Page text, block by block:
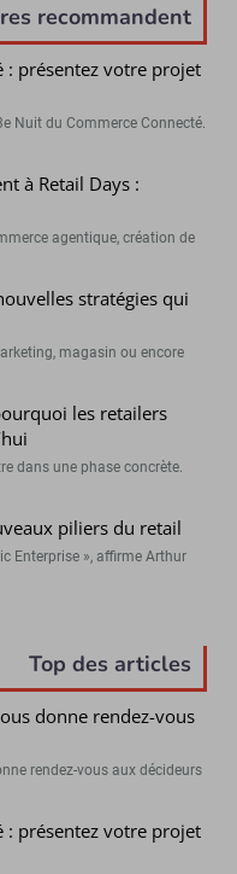
recommandent
: présentez votre projet
Nuit du Commerce Connecté.
à Retail Days :
agentique, création de
stratégies qui
magasin ou encore
les retailers
dans une phase concrète.
piliers du retail
Enterprise », affirme Arthur
Top des articles
donne rendez-vous
rendez-vous aux décideurs
: présentez votre projet